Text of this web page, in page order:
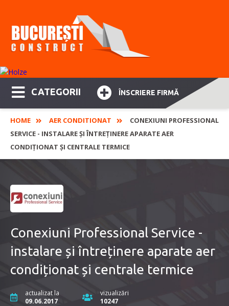
CATEGORII ÎNSCRIERE FIRMĂ
HOME AER CONDITIONAT
CONEXIUNI PROFESSIONAL
SERVICE - INSTALARE ȘI ÎNTREȚINERE APARATE AER
CONDIȚIONAT ȘI CENTRALE TERMICE
Conexiuni Professional Service -
instalare și întreținere aparate aer
condiționat și centrale termice
actualizat la
09.06.2017
vizualizări
10247